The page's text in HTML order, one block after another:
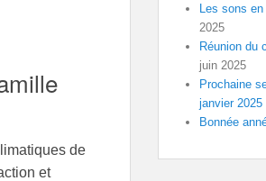
de
et
Les sons
2025
Réunion du
juin 2025
Prochaine
janvier 2025
Bonnée